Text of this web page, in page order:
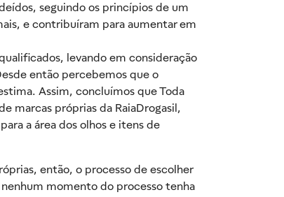
seguindo os princípios de um
e contribuíram para aumentar em
levando em consideração
então percebemos que o
Assim, concluímos que Toda
marcas próprias da RaiaDrogasil,
a área dos olhos e itens de
então, o processo de escolher
momento do processo tenha